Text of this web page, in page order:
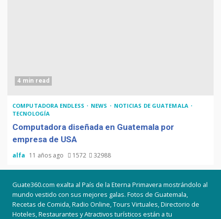
4 min read
COMPUTADORA ENDLESS NEWS
NOTICIAS DE GUATEMALA
TECNOLOGÍA
Computadora diseñada en Guatemala por
empresa de USA
alfa 11 años ago 1572 32988
Guate360.com exalta al País de la Eterna Primavera mostrándolo al
mundo vestido con sus mejores galas. Fotos de Guatemala,
Recetas de Comida, Radio Online, Tours Virtuales, Directorio de
Hoteles, Restaurantes y Atractivos turísticos están a tu